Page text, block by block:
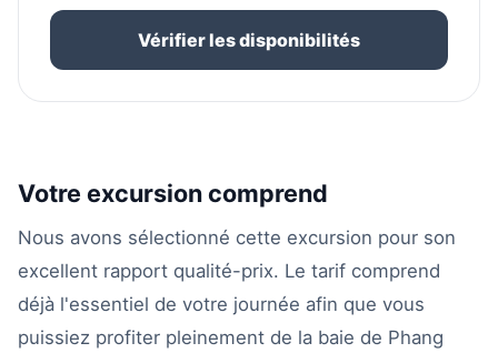
Vérifier les disponibilités
Votre excursion comprend
Nous avons sélectionné cette excursion pour son
excellent rapport qualité-prix. Le tarif comprend
déjà l'essentiel de votre journée afin que vous
puissiez profiter pleinement de la baie de Phang